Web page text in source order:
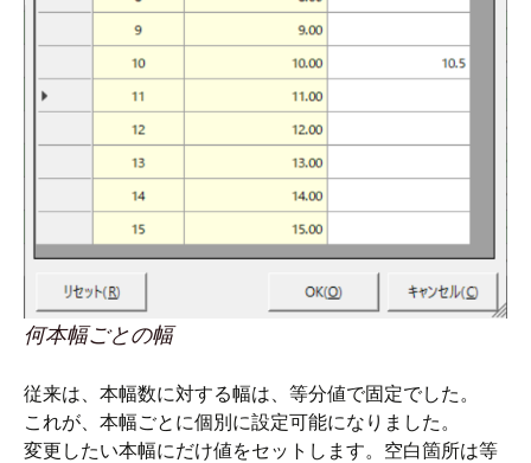
何本幅ごとの幅
従来は、本幅数に対する幅は、等分値で固定でした。
これが、本幅ごとに個別に設定可能になりました。
変更したい本幅にだけ値をセットします。空白箇所は等